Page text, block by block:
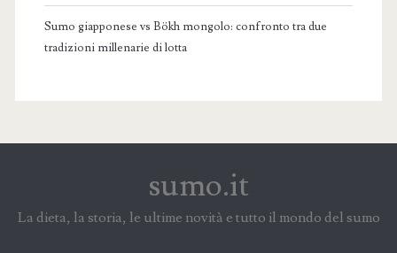
Sumo giapponese vs Bökh mongolo: confronto tra due
tradizioni millenarie di lotta
sumo.it
La dieta, la storia, le ultime novità e tutto il mondo del sumo